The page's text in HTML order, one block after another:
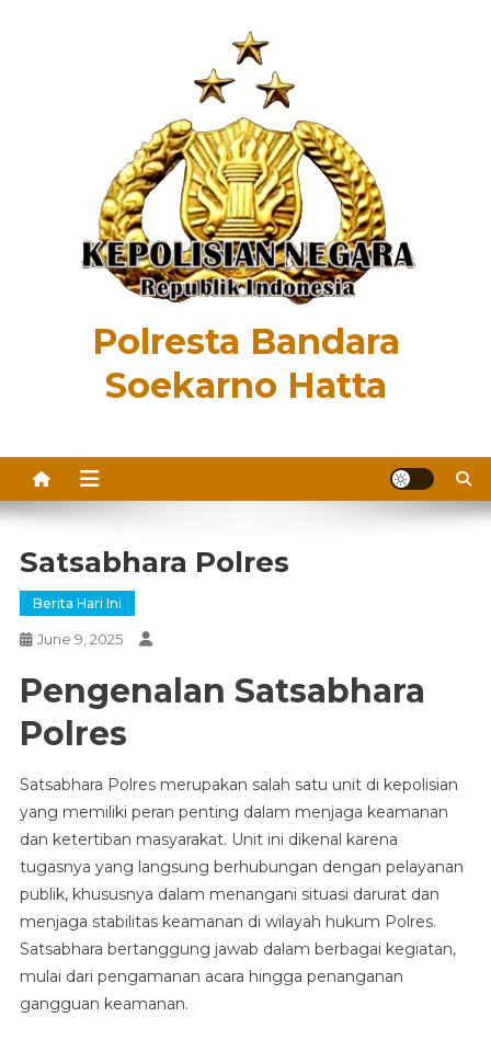
Polresta Bandara
Soekarno Hatta
Satsabhara Polres
Berita Hari Ini
June 9, 2025
Pengenalan Satsabhara
Polres
Satsabhara Polres merupakan salah satu unit di kepolisian
yang memiliki peran penting dalam menjaga keamanan
dan ketertiban masyarakat. Unit ini dikenal karena
tugasnya yang langsung berhubungan dengan pelayanan
publik, khususnya dalam menangani situasi darurat dan
menjaga stabilitas keamanan di wilayah hukum Polres.
Satsabhara bertanggung jawab dalam berbagai kegiatan,
mulai dari pengamanan acara hingga penanganan
gangguan keamanan.